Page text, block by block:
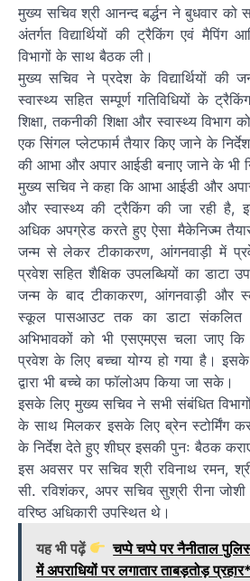
मुख्य सचिव श्री आनन्द बर्द्धन ने बुधवार को
अंतर्गत विद्यार्थियों की ट्रैकिंग एवं मैपिंग
विभागों के साथ बैठक ली।
मुख्य सचिव ने प्रदेश के विद्यार्थियों
स्वास्थ्य सहित सम्पूर्ण गतिविधियों के
शिक्षा, तकनीकी शिक्षा और स्वास्थ्य
एक सिंगल प्लेटफार्म तैयार किए जाने के
की आभा और अपार आईडी बनाए जाने के भी
मुख्य सचिव ने कहा कि आभा आईडी और
और स्वास्थ्य की ट्रैकिंग की जा रही है,
अधिक अपग्रेड करते हुए ऐसा मैकेनिज्म
जन्म से लेकर टीकाकरण, आंगनवाड़ी में
प्रवेश सहित शैक्षिक उपलब्धियों का डाटा
जन्म के बाद टीकाकरण, आंगनवाड़ी और
स्कूल पासआउट तक का डाटा संकलित
अभिभावकों को भी एसएमएस चला जाए कि
प्रवेश के लिए बच्चा योग्य हो गया है। इसके
द्वारा भी बच्चे का फॉलोअप किया जा सके।
इसके लिए मुख्य सचिव ने सभी संबंधित
के साथ मिलकर इसके लिए ब्रेन स्टोर्मिंग
के निर्देश देते हुए शीघ्र इसकी पुनः बैठक
इस अवसर पर सचिव श्री रविनाथ रमन,
सी. रविशंकर, अपर सचिव सुश्री रीना जोशी
वरिष्ठ अधिकारी उपस्थित थे।
यह भी पढ़ें
चप्पे चप्पे पर नैनीताल
में अपराधियों पर लगातार ताबड़तोड़